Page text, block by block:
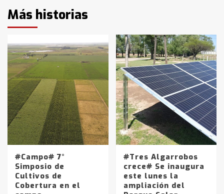
Más historias
#Campo# 7°
Simposio de
Cultivos de
Cobertura en el
#Tres Algarrobos
crece# Se inaugura
este lunes la
ampliación del